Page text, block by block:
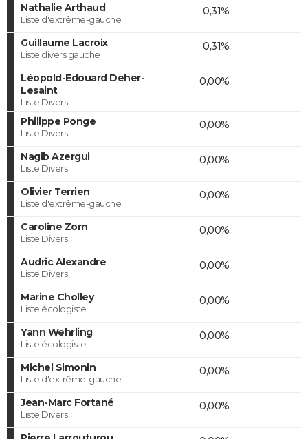
Nathalie Arthaud
Liste d'extrême-gauche
0,31%
Guillaume Lacroix
Liste divers gauche
0,31%
Léopold-Edouard Deher-
Lesaint
Liste Divers
0,00%
Philippe Ponge
Liste Divers
0,00%
Nagib Azergui
Liste Divers
0,00%
Olivier Terrien
Liste d'extrême-gauche
0,00%
Caroline Zorn
Liste Divers
0,00%
Audric Alexandre
Liste Divers
0,00%
Marine Cholley
Liste écologiste
0,00%
Yann Wehrling
Liste écologiste
0,00%
Michel Simonin
Liste d'extrême-gauche
0,00%
Jean-Marc Fortané
Liste Divers
0,00%